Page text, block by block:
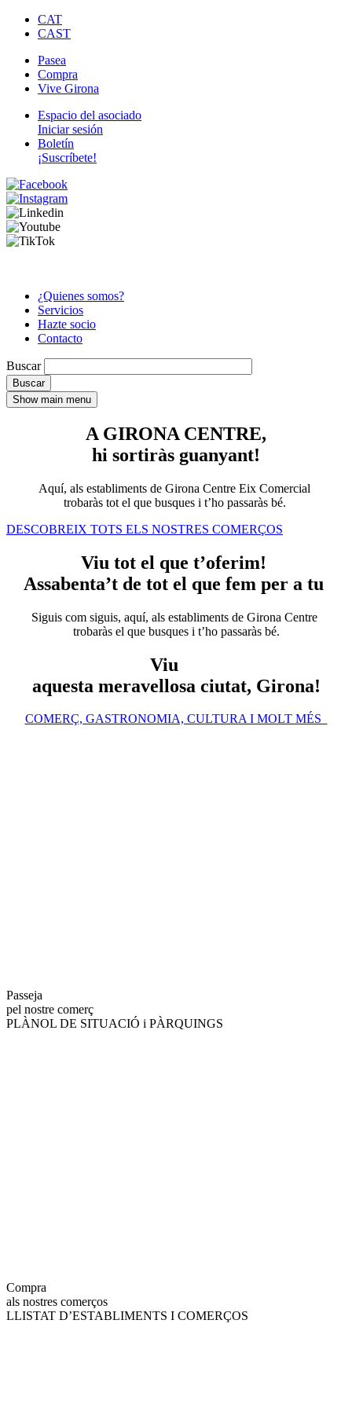
Pasar
principal
CAT
CAST
Secondary
Navigation
Pasea
Compra
Vive Girona
Menú
cuenta
de
usuario
Espacio del asociado
Iniciar sesión
Boletín
¡Suscríbete!
Navegación
principal
¿Quienes somos?
Servicios
Hazte socio
Contacto
Buscar
Show main menu
A GIRONA CENTRE,
hi sortiràs guanyant!
Aquí, als establiments de Girona Centre Eix Comercial
trobaràs tot el que busques i t’ho passaràs bé.
DESCOBREIX TOTS ELS NOSTRES COMERÇOS
Viu tot el que t’oferim!
Assabenta’t de tot el que fem per a tu
Siguis com siguis, aquí, als establiments de Girona Centre
trobaràs el que busques i t’ho passaràs bé.
Viu
aquesta meravellosa ciutat, Girona!
COMERÇ, GASTRONOMIA, CULTURA I MOLT MÉS
Passeja
pel nostre comerç
PLÀNOL DE SITUACIÓ i PÀRQUINGS
Compra
als nostres comerços
LLISTAT D’ESTABLIMENTS I COMERÇOS